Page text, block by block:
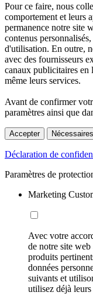
Pour ce faire, nous
comportement et leurs
permanence notre site
contenus
d'utilisation. En outre,
avec des fournisseurs
canaux publicitaires en
même leurs services.
Avant de confirmer
paramètres ainsi que
Accepter
Déclaration de
Paramètres de
Marketing
Avec votre
de notre site
produits
données
suivants et
utilisez déjà leurs